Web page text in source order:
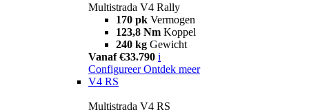
Multistrada V4 Rally
170 pk Vermogen
123,8 Nm Koppel
240 kg Gewicht
Vanaf €33.790 i
Configureer Ontdek meer
V4 RS
Multistrada V4 RS